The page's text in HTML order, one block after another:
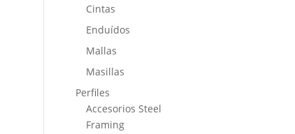
Cintas
Enduídos
Mallas
Masillas
Perfiles
Accesorios Steel
Framing